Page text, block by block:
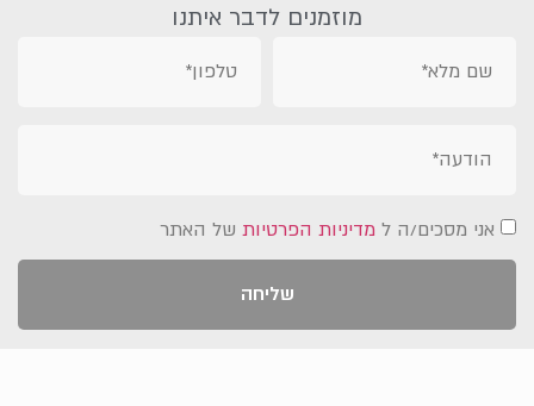
מוזמנים לדבר איתנו
אני מסכים/ה ל מדיניות הפרטיות של האתר
שליחה